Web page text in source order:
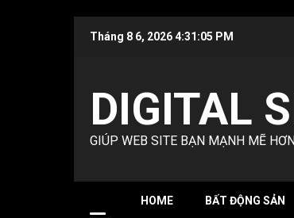
Tháng 8 6, 20264:31:06 PM
DIGITAL
GIÚP WEB SITE BẠN MẠNH MẼ
HOME BẤT ĐỘNG SẢN